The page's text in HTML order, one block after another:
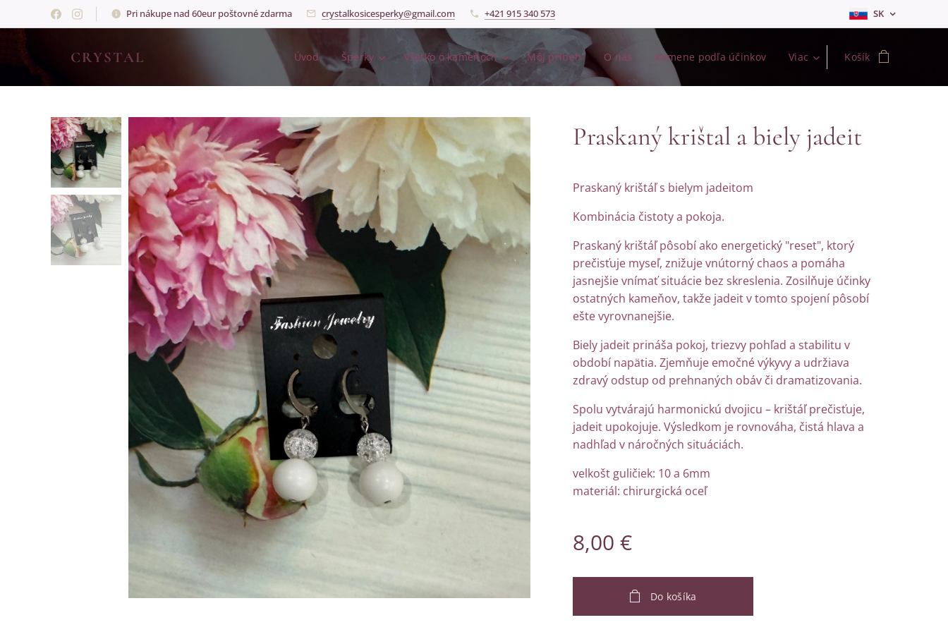
Pri nákupe nad 60eur poštovné zdarma crystalkosicesperky@gmail.com +421 915 340 573 SK
CRYSTAL Úvod Šperky Všetko o kameňoch Môj pribeh O nás Kamene podľa účinkov Viac Košík
Praskaný krištal a biely jadeit
Praskaný krištáľ s bielym jadeitom
Kombinácia čistoty a pokoja.
Praskaný krištáľ pôsobí ako energetický "reset", ktorý
prečisťuje myseľ, znižuje vnútorný chaos a pomáha
jasnejšie vnímať situácie bez skreslenia. Zosilňuje účinky
ostatných kameňov, takže jadeit v tomto spojení pôsobí
ešte vyrovnanejšie.
Biely jadeit prináša pokoj, triezvy pohľad a stabilitu v
období napätia. Zjemňuje emočné výkyvy a udržiava
zdravý odstup od prehnaných obáv či dramatizovania.
Spolu vytvárajú harmonickú dvojicu – krištáľ prečisťuje,
jadeit upokojuje. Výsledkom je rovnováha, čistá hlava a
nadhľad v náročných situáciách.
velkošt guličiek: 10 a 6mm
materiál: chirurgická oceľ
8,00 €
Do košíka